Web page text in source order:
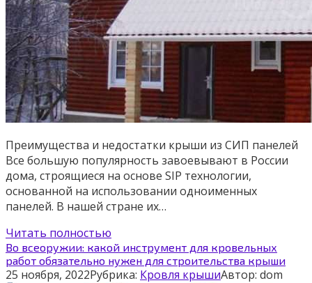
Преимущества и недостатки крыши из СИП панелей
Все большую популярность завоевывают в России
дома, строящиеся на основе SIP технологии,
основанной на использовании одноименных
панелей. В нашей стране их…
Читать полностью
Во всеоружии: какой инструмент для кровельных
работ обязательно нужен для строительства крыши
25 ноября, 2022Рубрика: Кровля крышиАвтор: dom